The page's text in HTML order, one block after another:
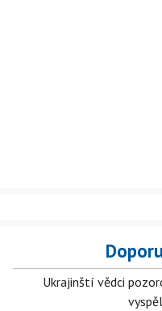
Ukrajinští vědci